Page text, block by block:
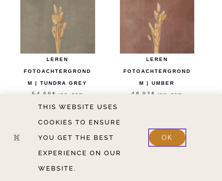
LEREN
FOTOACHTERGROND
M | TUNDRA GREY
54,69 $ INC. BTW
4 left in stock
LEREN
FOTOACHTERGROND
M | UMBER
48,93 $ INC. BTW
OPTIES SELECTEREN
THIS WEBSITE USES
COOKIES TO ENSURE
YOU GET THE BEST
EXPERIENCE ON OUR
WEBSITE.
OK